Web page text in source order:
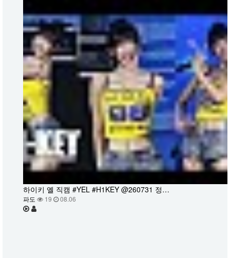
하이키 옐 직캠 #YEL #H1KEY @260731 정…
파도 19 08.06